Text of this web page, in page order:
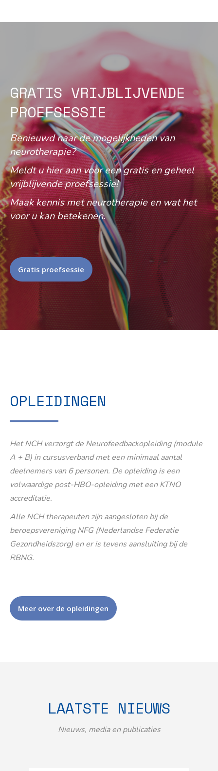
GRATIS VRIJBLIJVENDE
PROEFSESSIE
Benieuwd naar de mogelijkheden van
neurotherapie?
Meldt u hier aan voor een gratis en geheel
vrijblijvende proefsessie!
Maak kennis met neurotherapie en wat het
voor u kan betekenen.
Gratis proefsessie
OPLEIDINGEN
Het NCH verzorgt de Neurofeedbackopleiding (module
A + B) in cursusverband met een minimaal aantal
deelnemers van 6 personen. De opleiding is een
volwaardige post-HBO-opleiding met een KTNO
accreditatie.
Alle NCH therapeuten zijn aangesloten bij de
beroepsvereniging NFG (Nederlandse Federatie
Gezondheidszorg) en er is tevens aansluiting bij de
RBNG.
Meer over de opleidingen
LAATSTE NIEUWS
Nieuws, media en publicaties